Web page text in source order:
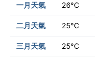
一月天氣 26°C
二月天氣 25°C
三月天氣 25°C